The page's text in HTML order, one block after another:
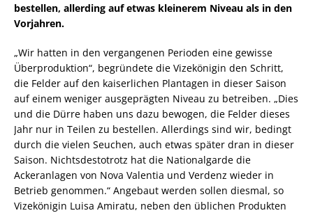
bestellen, allerding auf etwas kleinerem Niveau als in den
Vorjahren.
„Wir hatten in den vergangenen Perioden eine gewisse
Überproduktion“, begründete die Vizekönigin den Schritt,
die Felder auf den kaiserlichen Plantagen in dieser Saison
auf einem weniger ausgeprägten Niveau zu betreiben. „Dies
und die Dürre haben uns dazu bewogen, die Felder dieses
Jahr nur in Teilen zu bestellen. Allerdings sind wir, bedingt
durch die vielen Seuchen, auch etwas später dran in dieser
Saison. Nichtsdestotrotz hat die Nationalgarde die
Ackeranlagen von Nova Valentia und Verdenz wieder in
Betrieb genommen.“ Angebaut werden sollen diesmal, so
Vizekönigin Luisa Amiratu, neben den üblichen Produkten